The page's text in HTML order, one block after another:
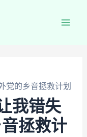
党的乡音拯救计划
我错失
拯救计